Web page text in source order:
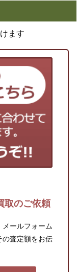
ます
取のご依頼
ールフォーム
の査定額をお伝